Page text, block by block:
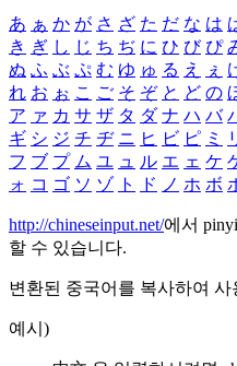
あ ぁ か が さ ざ た だ な は
き ぎ し じ ち ぢ に ひ び ぴ
ぬ ふ ぶ ぷ む ゆ ゅ る え ぇ
れ お ぉ こ ご そ ぞ と ど の
ア ァ カ サ ザ タ ダ ナ ハ バ
ギ シ ジ チ ヂ ニ ヒ ビ ピ ミ
フ ブ プ ム ユ ュ ル エ ェ ケ
ォ コ ゴ ソ ゾ ト ド ノ ホ ボ
http://chineseinput.net/에서
할 수 있습니다.
변환된 중국어를 복사하여
예시)